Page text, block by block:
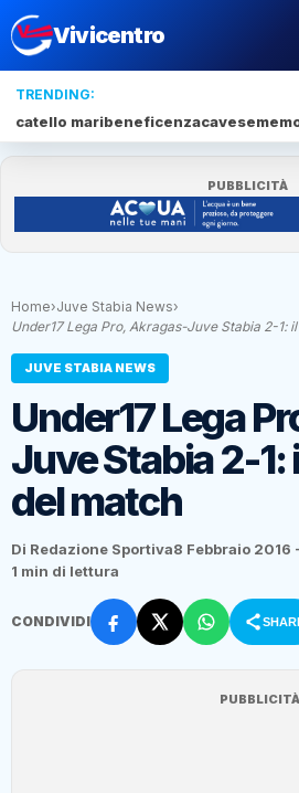
Vivicentro
TRENDING:
catello maribeneficenzacavese
PUBBLICITÀ
Home›Juve Stabia News›
Under17 Lega Pro, Akragas-Juve Stabia 2-1:
JUVE STABIA NEWS
Under17 Lega
Juve Stabia 2-1:
del match
Di Redazione Sportiva8 Febbraio 2016
1 min di lettura
CONDIVIDI
PUBBLICITÀ